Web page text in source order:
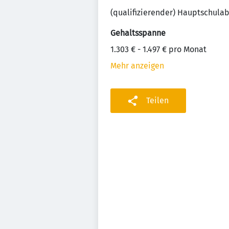
(qualifizierender)
Gehaltsspanne
1.303 € - 1.497 € pro Monat
Mehr anzeigen
Teilen